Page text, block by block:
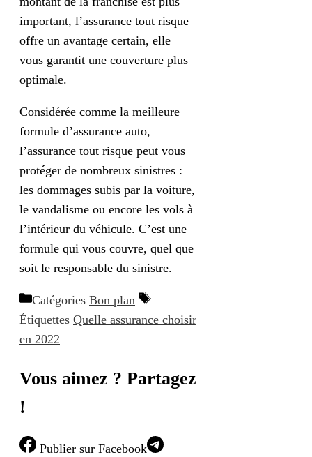
important, l’assurance tout risque
offre un avantage certain, elle
vous garantit une couverture plus
optimale.
Considérée comme la meilleure
formule d’assurance auto,
l’assurance tout risque peut vous
protéger de nombreux sinistres :
les dommages subis par la voiture,
le vandalisme ou encore les vols à
l’intérieur du véhicule. C’est une
formule qui vous couvre, quel que
soit le responsable du sinistre.
Catégories Bon plan
Étiquettes Quelle assurance choisir
en 2022
Vous aimez ? Partagez
!
Publier sur Facebook